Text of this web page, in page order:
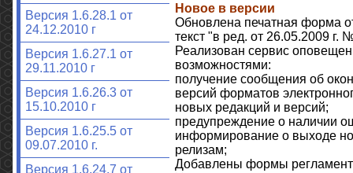
Версия 1.6.28.1 от
24.12.2010 г
Версия 1.6.27.1 от
29.11.2010 г
Версия 1.6.26.3 от
15.10.2010 г
Версия 1.6.25.5 от
09.07.2010 г.
Версия 1.6.24.7 от
Новое в версии
Обновлена печатная форма
текст "в ред. от 26.05.2009 г.
Реализован сервис
возможностями:
получение сообщения об
версий форматов
новых редакций и версий;
предупреждение о наличии
информирование о выходе
релизам;
Добавлены формы